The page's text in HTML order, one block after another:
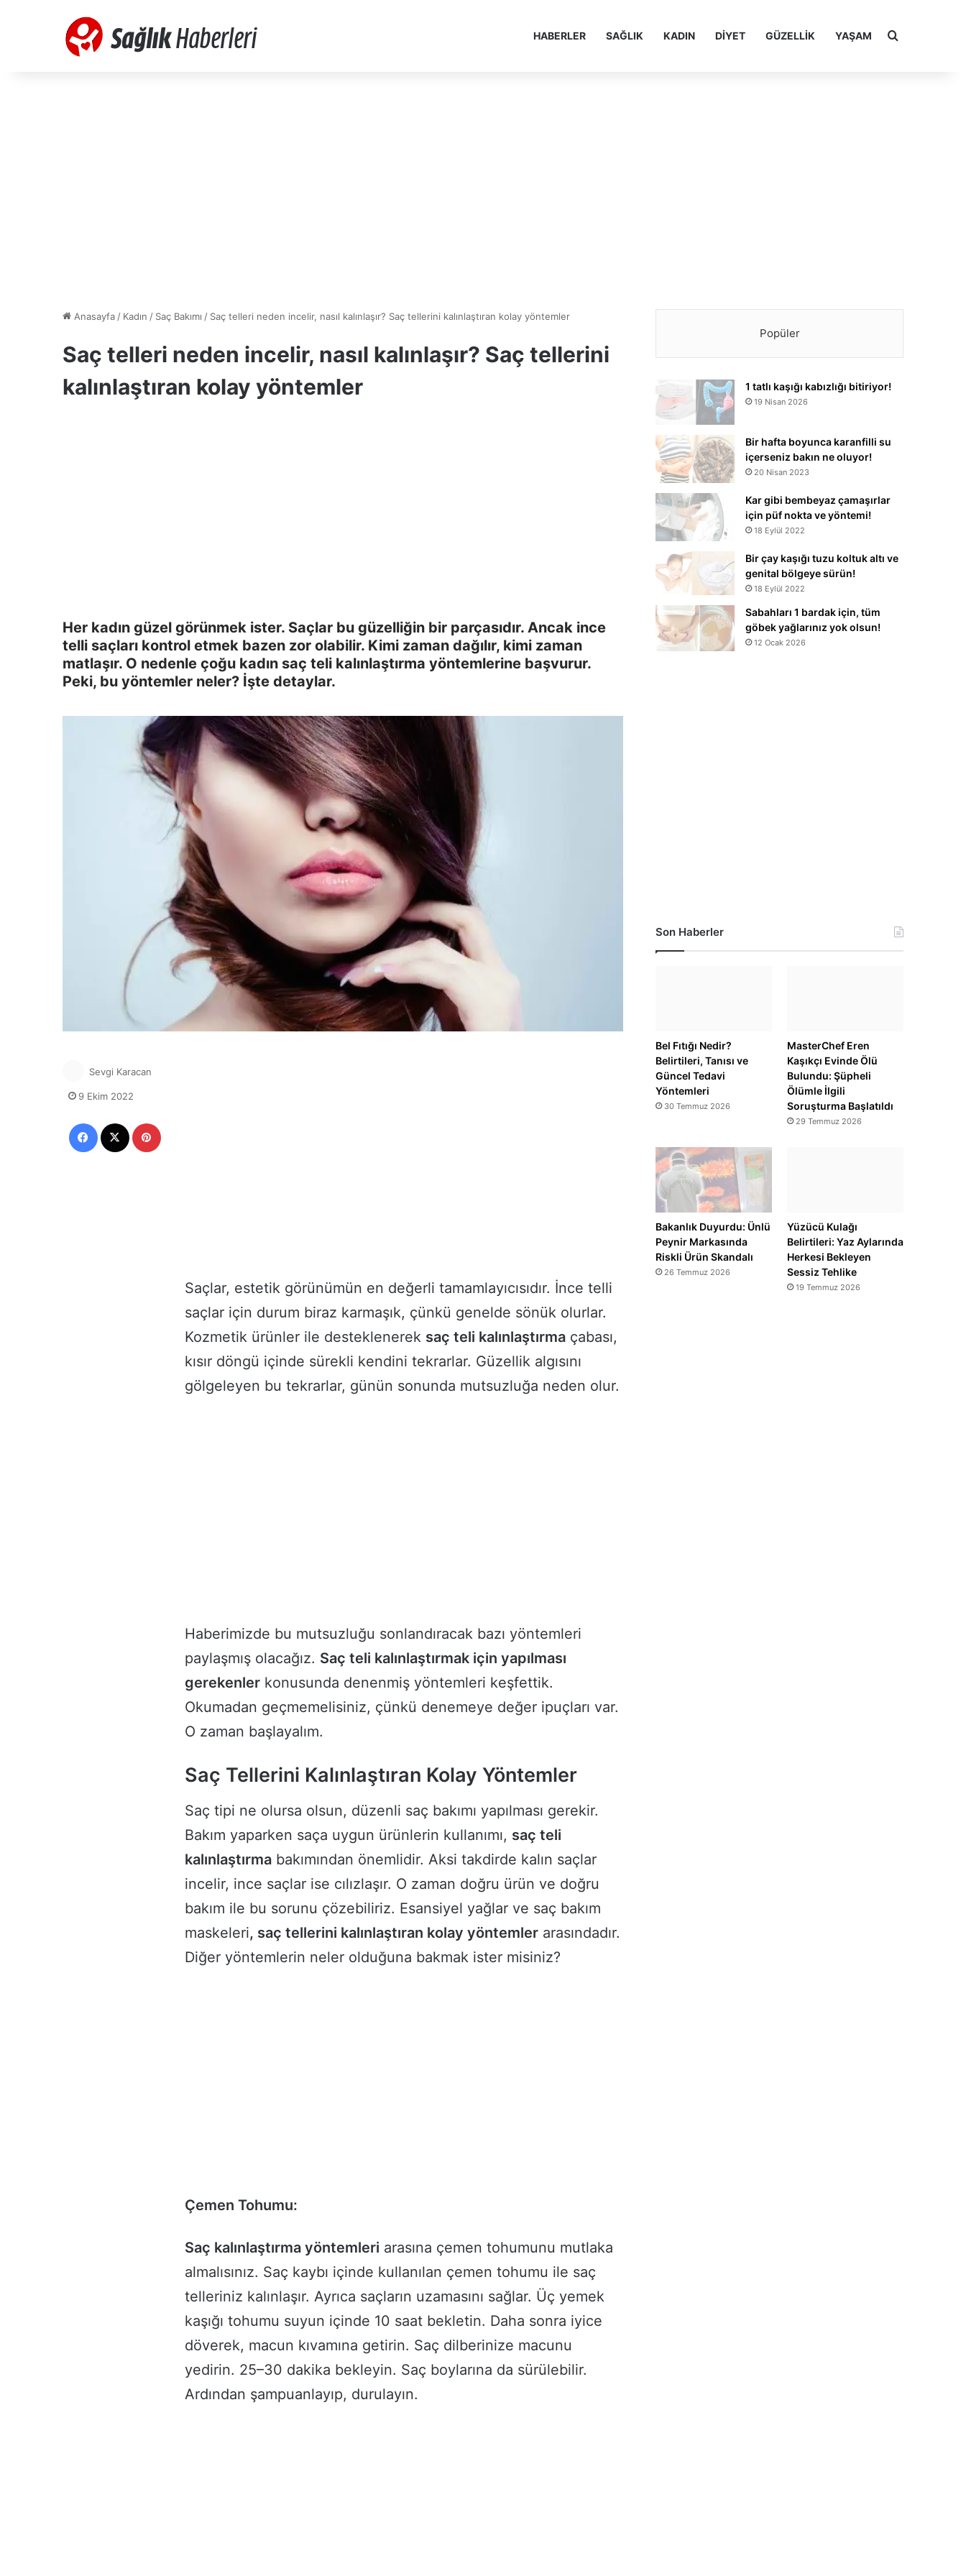
HABERLER SAĞLIK KADIN DIYET GÜZELLIK YAŞAM Arama yap
Anasayfa / Kadın / Saç Bakımı / Saç telleri neden incelir, nasıl kalınlaşır? Saç tellerini kalınlaştıran kolay yöntemler
Saç telleri neden incelir, nasıl kalınlaşır? Saç tellerini
kalınlaştıran kolay yöntemler
Her kadın güzel görünmek ister. Saçlar bu güzelliğin bir parçasıdır. Ancak ince
telli saçları kontrol etmek bazen zor olabilir. Kimi zaman dağılır, kimi zaman
matlaşır. O nedenle çoğu kadın saç teli kalınlaştırma yöntemlerine başvurur.
Peki, bu yöntemler neler? İşte detaylar.
Saçlar, estetik görünümün en değerli tamamlayıcısıdır. İnce telli
saçlar için durum biraz karmaşık, çünkü genelde sönük olurlar.
Kozmetik ürünler ile desteklenerek saç teli kalınlaştırma çabası,
kısır döngü içinde sürekli kendini tekrarlar. Güzellik algısını
gölgeleyen bu tekrarlar, günün sonunda mutsuzluğa neden olur.
Haberimizde bu mutsuzluğu sonlandıracak bazı yöntemleri
paylaşmış olacağız. Saç teli kalınlaştırmak için yapılması
gerekenler konusunda denenmiş yöntemleri keşfettik.
Okumadan geçmemelisiniz, çünkü denemeye değer ipuçları var.
O zaman başlayalım.
Saç Tellerini Kalınlaştıran Kolay Yöntemler
Saç tipi ne olursa olsun, düzenli saç bakımı yapılması gerekir.
Bakım yaparken saça uygun ürünlerin kullanımı, saç teli
kalınlaştırma bakımından önemlidir. Aksi takdirde kalın saçlar
incelir, ince saçlar ise cılızlaşır. O zaman doğru ürün ve doğru
bakım ile bu sorunu çözebiliriz. Esansiyel yağlar ve saç bakım
maskeleri, saç tellerini kalınlaştıran kolay yöntemler arasındadır.
Diğer yöntemlerin neler olduğuna bakmak ister misiniz?
Çemen Tohumu:
Saç kalınlaştırma yöntemleri arasına çemen tohumunu mutlaka
almalısınız. Saç kaybı içinde kullanılan çemen tohumu ile saç
telleriniz kalınlaşır. Ayrıca saçların uzamasını sağlar. Üç yemek
kaşığı tohumu suyun içinde 10 saat bekletin. Daha sonra iyice
döverek, macun kıvamına getirin. Saç dilberinize macunu
yedirin. 25–30 dakika bekleyin. Saç boylarına da sürülebilir.
Ardından şampuanlayıp, durulayın.
Sevgi Karacan
9 Ekim 2022
Popüler
1 tatlı kaşığı kabızlığı bitiriyor!
19 Nisan 2026
Bir hafta boyunca karanfilli su
içerseniz bakın ne oluyor!
20 Nisan 2023
Kar gibi bembeyaz çamaşırlar
için püf nokta ve yöntemi!
18 Eylül 2022
Bir çay kaşığı tuzu koltuk altı ve
genital bölgeye sürün!
18 Eylül 2022
Sabahları 1 bardak için, tüm
göbek yağlarınız yok olsun!
12 Ocak 2026
Son Haberler
Bel Fıtığı Nedir?
Belirtileri, Tanısı ve
Güncel Tedavi
Yöntemleri
30 Temmuz 2026
MasterChef Eren
Kaşıkçı Evinde Ölü
Bulundu: Şüpheli
Ölümle İlgili
Soruşturma Başlatıldı
29 Temmuz 2026
Bakanlık Duyurdu: Ünlü
Peynir Markasında
Riskli Ürün Skandalı
26 Temmuz 2026
Yüzücü Kulağı
Belirtileri: Yaz Aylarında
Herkesi Bekleyen
Sessiz Tehlike
19 Temmuz 2026